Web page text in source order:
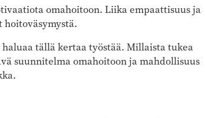
omahoitoon. Liika empaattisuus ja
tällä kertaa työstää. Millaista tukea
suunnitelma omahoitoon ja mahdollisuus